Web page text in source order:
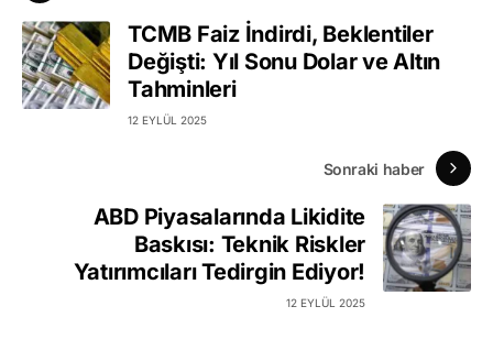
TCMB Faiz İndirdi, Beklentiler
Değişti: Yıl Sonu Dolar ve Altın
Tahminleri
12 EYLÜL 2025
Sonraki haber
ABD Piyasalarında Likidite
Baskısı: Teknik Riskler
Yatırımcıları Tedirgin Ediyor!
12 EYLÜL 2025